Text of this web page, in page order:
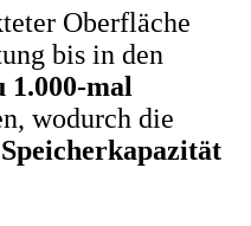
Oberfläche
bis in den
1.000-mal
wodurch die